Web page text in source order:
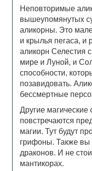
Неповторимые
вышеупомянутых
аликорны. Это
и крылья пегаса, и
аликорн Селестия
мире и Луной, и
способности,
позавидовать.
бессмертные
Другие
повстречаются
магии. Тут будут
грифоны. Также вы
драконов. И не
мантикорах.